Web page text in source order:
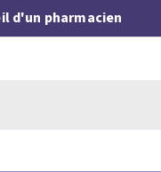
d'un pharmacien